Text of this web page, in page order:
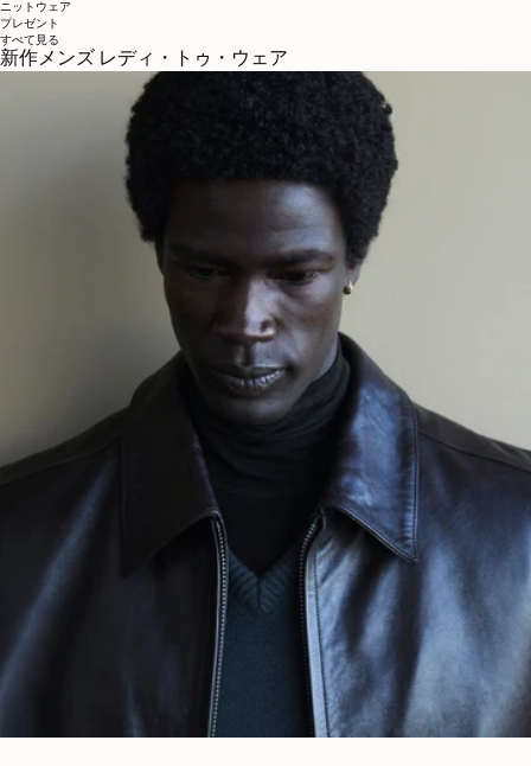
ニットウェア
プレゼント
すべて見る
新作メンズ レディ・トゥ・ウェア